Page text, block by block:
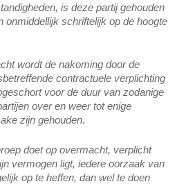
is deze partij gehouden
onmiddellijk schriftelijk op de hoogte
wordt de nakoming door de
contractuele verplichting
voor de duur van zodanige
over en weer tot enige
zijn gehouden.
doet op overmacht, verplicht
vermogen ligt, iedere oorzaak van
op te heffen, dan wel te doen